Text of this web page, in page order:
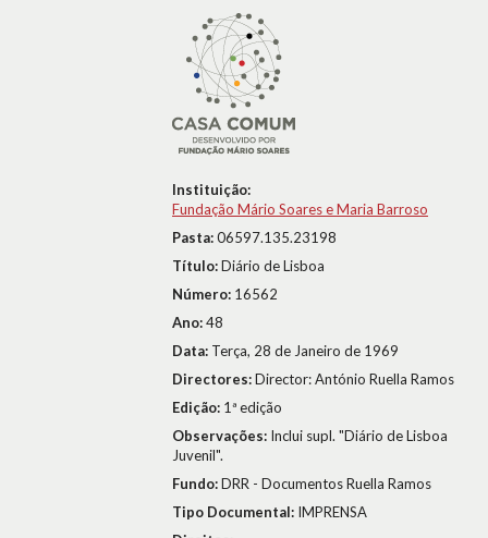
Instituição:
Fundação Mário Soares e Maria Barroso
Pasta:06597.135.23198
Título:Diário de Lisboa
Número: 16562
Ano:48
Data: Terça, 28 de Janeiro de 1969
Directores:Director: António Ruella Ramos
Edição: 1ª edição
Observações: Inclui supl. "Diário de Lisboa
Juvenil".
Fundo:DRR - Documentos Ruella Ramos
Tipo Documental: IMPRENSA